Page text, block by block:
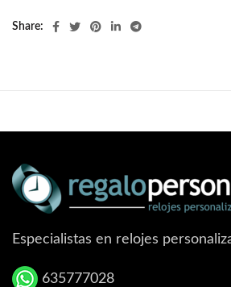
Share
Especialistas en relojes
635777028